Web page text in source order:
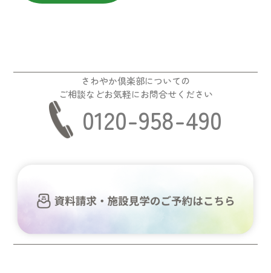
さわやか倶楽部についての
ご相談などお気軽にお問合せください
0120-958-490